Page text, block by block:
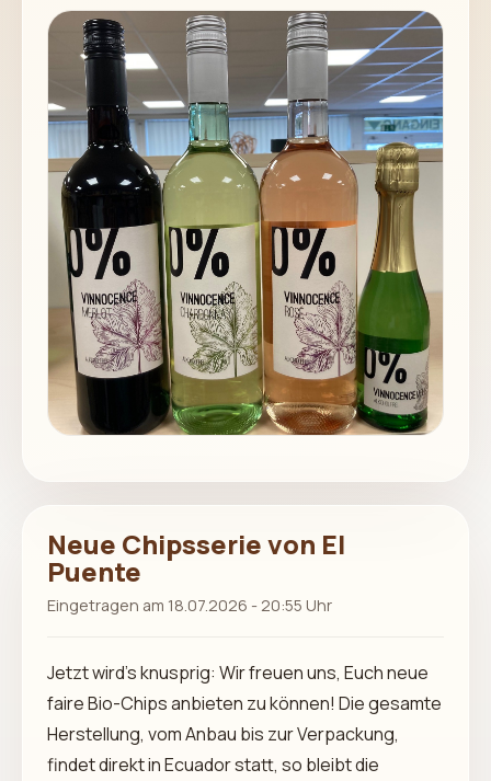
Neue Chipsserie von El
Puente
Eingetragen am 18.07.2026 - 20:55 Uhr
Jetzt wird’s knusprig: Wir freuen uns, Euch neue
faire Bio-Chips anbieten zu können! Die gesamte
Herstellung, vom Anbau bis zur Verpackung,
findet direkt in Ecuador statt, so bleibt die